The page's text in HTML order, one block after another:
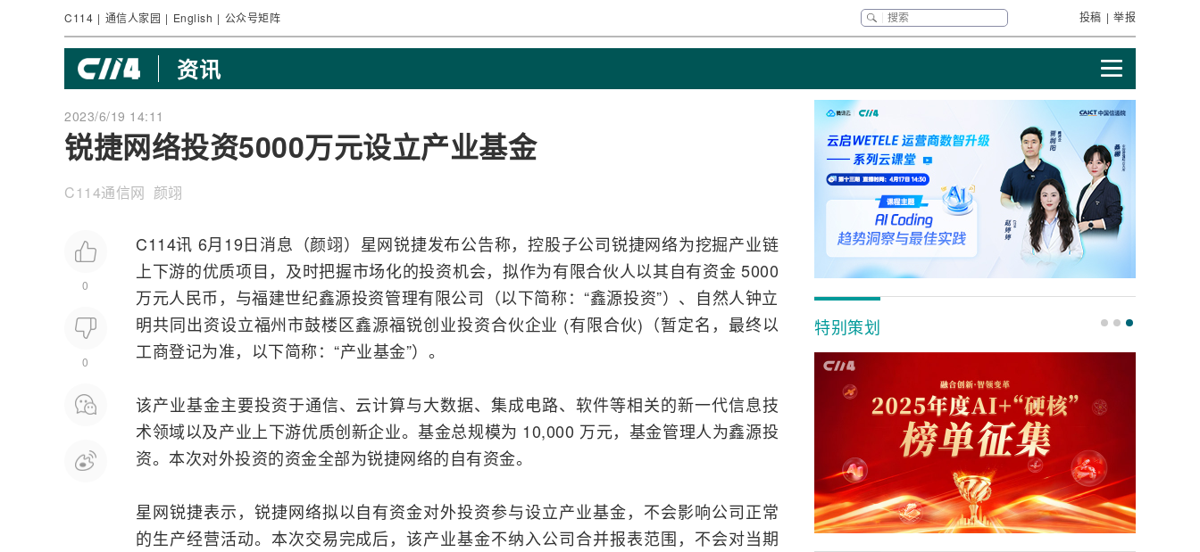
C114 | 通信人家园 | English | 公众号矩阵 投稿 | 举报
资讯
2023/6/19 14:11
锐捷网络投资5000万元设立产业基金
C114通信网 颜翊
0
0
C114讯 6月19日消息（颜翊） 星网锐捷发布公告称，控股子公司锐捷网络为挖掘产业链
上下游的优质项目，及时把握市场化的投资机会，拟作为有限合伙人以其自有资金 5000
万元人民币，与福建世纪鑫源投资管理有限公司（以下简称：“鑫源投资”）、自然人钟立
明共同出资设立福州市鼓楼区鑫源福锐创业投资合伙企业 (有限合伙)（暂定名，最终以
工商登记为准，以下简称：“产业基金”）。
该产业基金主要投资于通信、云计算与大数据、集成电路、软件等相关的新一代信息技
术领域以及产业上下游优质创新企业。基金总规模为 10,000 万元，基金管理人为鑫源投
资。本次对外投资的资金全部为锐捷网络的自有资金。
星网锐捷表示，锐捷网络拟以自有资金对外投资参与设立产业基金，不会影响公司正常
的生产经营活动。本次交易完成后，该产业基金不纳入公司合并报表范围，不会对当期
特别策划